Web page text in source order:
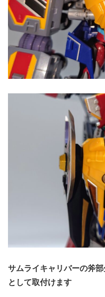
サムライキャリバーの斧
として取付けます